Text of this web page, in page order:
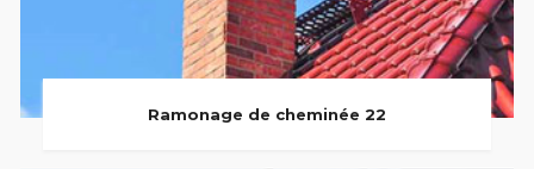
Ramonage de cheminée 22